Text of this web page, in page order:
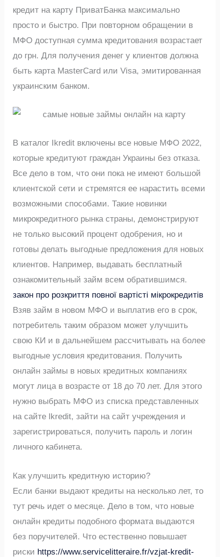
кредит на карту ПриватБанка максимально
просто и быстро. При повторном обращении в
МФО доступная сумма кредитования возрастает
до грн. Для получения денег у клиентов должна
быть карта MasterCard или Visa, эмитированная
украинским банком.
В каталог Ikredit включены все новые МФО 2022,
которые кредитуют граждан Украины без отказа.
Все дело в том, что они пока не имеют большой
клиентской сети и стремятся ее нарастить всеми
возможными способами. Такие новинки
микрокредитного рынка страны, демонстрируют
не только высокий процент одобрения, но и
готовы делать выгодные предложения для новых
клиентов. Например, выдавать бесплатный
ознакомительный займ всем обратившимся.
закон про розкриття повної вартісті мікрокредитів
Взяв займ в новом МФО и выплатив его в срок,
потребитель таким образом может улучшить
свою КИ и в дальнейшем рассчитывать на более
выгодные условия кредитования. Получить
онлайн займы в новых кредитных компаниях
могут лица в возрасте от 18 до 70 лет. Для этого
нужно выбрать МФО из списка представленных
на сайте lkredit, зайти на сайт учреждения и
зарегистрироваться, получить пароль и логин
личного кабинета.
Как улучшить кредитную историю?
Если банки выдают кредиты на несколько лет, то
тут речь идет о месяце. Дело в том, что новые
онлайн кредиты подобного формата выдаются
без поручителей. Что естественно повышает
риски https://www.servicelitteraire.fr/vzjat-kredit-